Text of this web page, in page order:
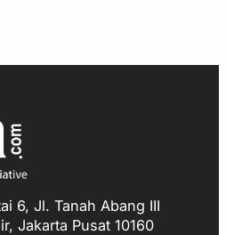
6, Jl. Tanah Abang III
Jakarta Pusat 10160